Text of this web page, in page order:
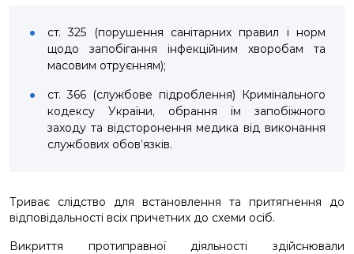
ст. 325 (порушення санітарних правил і норм
щодо запобігання інфекційним хворобам та
масовим отруєнням);
ст. 366 (службове підроблення) Кримінального
кодексу України, обрання їм запобіжного
заходу та відсторонення медика від виконання
службових обов’язків.
Триває слідство для встановлення та притягнення до
відповідальності всіх причетних до схеми осіб.
Викриття протиправної діяльності здійснювали